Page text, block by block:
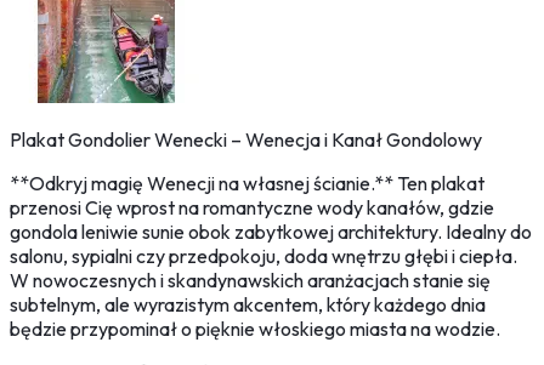
Plakat Gondolier Wenecki – Wenecja i Kanał Gondolowy
**Odkryj magię Wenecji na własnej ścianie.** Ten plakat
przenosi Cię wprost na romantyczne wody kanałów, gdzie
gondola leniwie sunie obok zabytkowej architektury. Idealny do
salonu, sypialni czy przedpokoju, doda wnętrzu głębi i ciepła.
W nowoczesnych i skandynawskich aranżacjach stanie się
subtelnym, ale wyrazistym akcentem, który każdego dnia
będzie przypominał o pięknie włoskiego miasta na wodzie.